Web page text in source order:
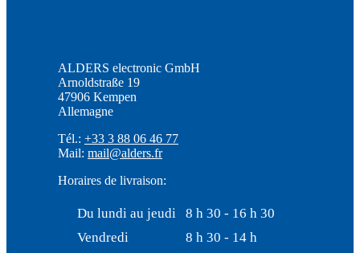
ALDERS electronic GmbH
Arnoldstraße 19
47906 Kempen
Allemagne
Tél.: +33 3 88 06 46 77
Mail: mail@alders.fr
Horaires de livraison:
Du lundi au jeudi
8 h 30 - 16 h 30
Vendredi
8 h 30 - 14 h